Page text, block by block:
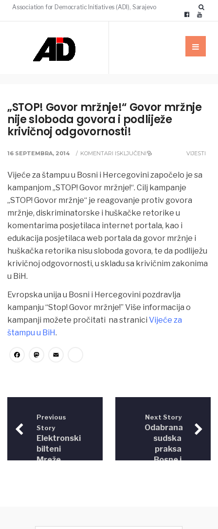
Association for Democratic Initiatives (ADI), Sarajevo
„STOP! Govor mržnje!“ Govor mržnje
nije sloboda govora i podliježe
krivičnoj odgovornosti!
16 SEPTEMBRA, 2014 / KOMENTARI ISKLJUČENI VIJESTI
Vijeće za štampu u Bosni i Hercegovini započelo je sa
kampanjom „STOP! Govor mržnje!“. Cilj kampanje
„STOP! Govor mržnje“ je reagovanje protiv govora
mržnje, diskriminatorske i huškačke retorike u
komentarima posjetilaca internet portala, kao i
edukacija posjetilaca web portala da govor mržnje i
huškačka retorika nisu sloboda govora, te da podliježu
krivičnoj odgovornosti, u skladu sa krivičnim zakonima
u BiH.
Evropska unija u Bosni i Hercegovini pozdravlja
kampanju “Stop! Govor mržnje!” Više informacija o
kampanji možete pročitati na stranici Vijeće za
štampu u BiH.
Facebook
Mastodon
Previous
Story
Elektronski
bilteni
Mreže
sektoru
Next Story
Odabrana
sudska
praksa
Bosne i